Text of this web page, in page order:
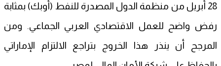
28 أبريل من منظمة الدول المصدرة للنفط (أوبك) بمثابة
رفض واضح للعمل الاقتصادي العربي الجماعي. ومن
المرجح أن ينذر هذا الخروج بتراجع الالتزام الإماراتي